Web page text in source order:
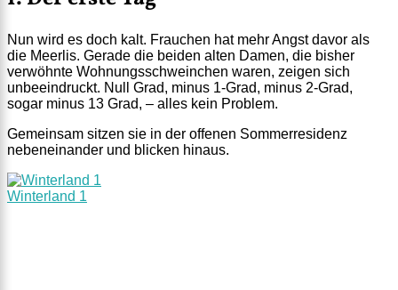
Nun wird es doch kalt. Frauchen hat mehr Angst davor als
die Meerlis. Gerade die beiden alten Damen, die bisher
verwöhnte Wohnungsschweinchen waren, zeigen sich
unbeeindruckt. Null Grad, minus 1-Grad, minus 2-Grad,
sogar minus 13 Grad, – alles kein Problem.
Gemeinsam sitzen sie in der offenen Sommerresidenz
nebeneinander und blicken hinaus.
Winterland 1